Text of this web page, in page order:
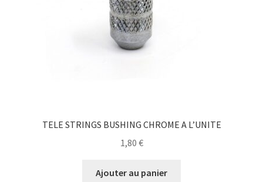
TELE STRINGS BUSHING CHROME A L’UNITE
1,80 €
Ajouter au panier